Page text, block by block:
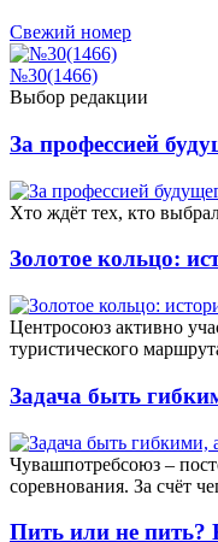
Свежий номер
№30(1466)
Выбор редакции
За профессией
Xто ждёт тех, кто
Золотое кольцо:
Центросоюз активно
туристического
Задача быть
Чувашпотребсоюз –
соревнования. За счёт
Пить или не пить?